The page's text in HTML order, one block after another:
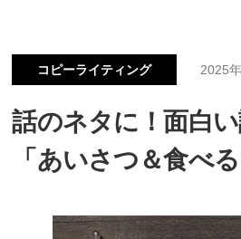
コピーライティング 2025
話のネタに！面白
「あいさつ＆食べる